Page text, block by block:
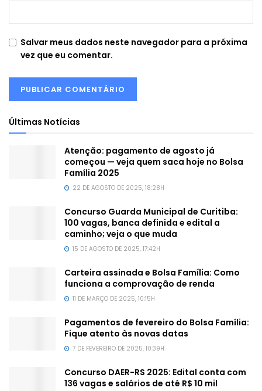
Salvar meus dados neste navegador para a próxima
vez que eu comentar.
Últimas Notícias
Atenção: pagamento de agosto já
começou — veja quem saca hoje no Bolsa
Família 2025
22 DE AGOSTO DE 2025, 18:28H
Concurso Guarda Municipal de Curitiba:
100 vagas, banca definida e edital a
caminho; veja o que muda
15 DE AGOSTO DE 2025, 17:42H
Carteira assinada e Bolsa Família: Como
funciona a comprovação de renda
11 DE MARÇO DE 2025, 10:15H
Pagamentos de fevereiro do Bolsa Família:
Fique atento às novas datas
7 DE FEVEREIRO DE 2025, 10:39H
Concurso DAER-RS 2025: Edital conta com
136 vagas e salários de até R$ 10 mil